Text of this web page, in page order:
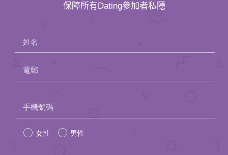
保障所有Dating參加者私隱
姓名
電郵
leave
this
手機號碼
女性 男性